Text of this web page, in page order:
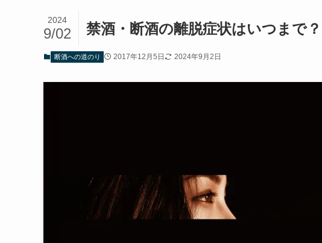
禁酒・断酒の離脱症状はいつまで？
2024
9/02
断酒への道のり 2017年12月5日 2024年9月2日